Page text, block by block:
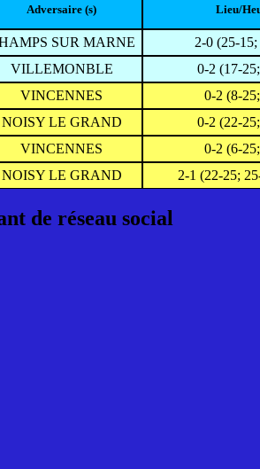
Adversaire (s) Lieu/
SUR MARNE
2-0 (25-
VILLEMONBLE
0-2 (17-
VINCENNES
0-2 (8-
NOISY LE GRAND
0-2 (22-
VINCENNES
0-2 (6-
NOISY LE GRAND
2-1 (22-25;
de réseau social